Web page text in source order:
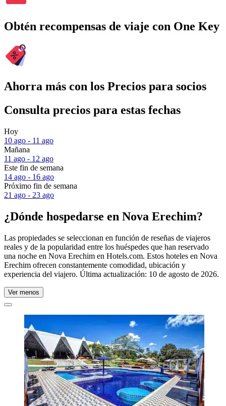
Obtén recompensas de viaje con One Key
Ahorra más con los Precios para socios
Consulta precios para estas fechas
Hoy
10 ago - 11 ago
Mañana
11 ago - 12 ago
Este fin de semana
14 ago - 16 ago
Próximo fin de semana
21 ago - 23 ago
¿Dónde hospedarse en Nova Erechim?
Las propiedades se seleccionan en función de reseñas de viajeros
reales y de la popularidad entre los huéspedes que han reservado
una noche en Nova Erechim en Hotels.com. Estos hoteles en Nova
Erechim ofrecen constantemente comodidad, ubicación y
experiencia del viajero. Última actualización: 10 de agosto de 2026.
Ver menos